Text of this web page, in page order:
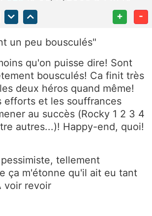
+ -
un peu bousculés"
qu'on puisse dire! Sont
bousculés! Ca finit très
deux héros quand même!
efforts et les souffrances
au succès (Rocky 1 2 3 4
autres...)! Happy-end, quoi!
tellement
ça m'étonne qu'il ait eu tant
voir revoir